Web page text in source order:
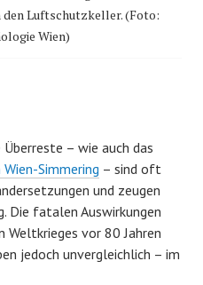
Luftschutzkeller. (Foto:
Wien)
– wie auch das
Simmering – sind oft
und zeugen
Die fatalen Auswirkungen
Weltkrieges vor 80 Jahren
jedoch unvergleichlich – im